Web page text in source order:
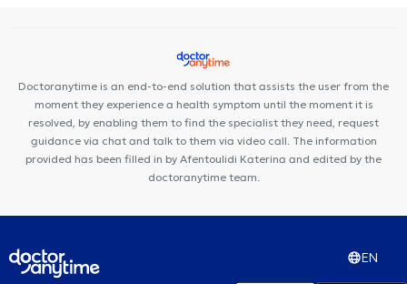
Doctoranytime is an end-to-end solution that assists the user from the
moment they experience a health symptom until the moment it is
resolved, by enabling them to find the specialist they need, request
guidance via chat and talk to them via video call. The information
provided has been filled in by Afentoulidi Katerina and edited by the
doctoranytime team.
EN